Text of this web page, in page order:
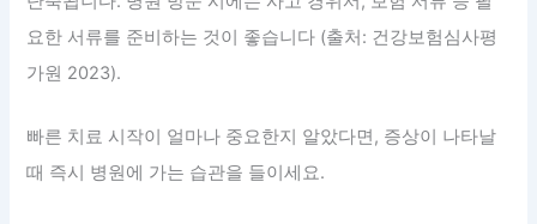
요한 서류를 준비하는 것이 좋습니다 (출처: 건강보험심사평
가원 2023).
빠른 치료 시작이 얼마나 중요한지 알았다면, 증상이 나타날
때 즉시 병원에 가는 습관을 들이세요.